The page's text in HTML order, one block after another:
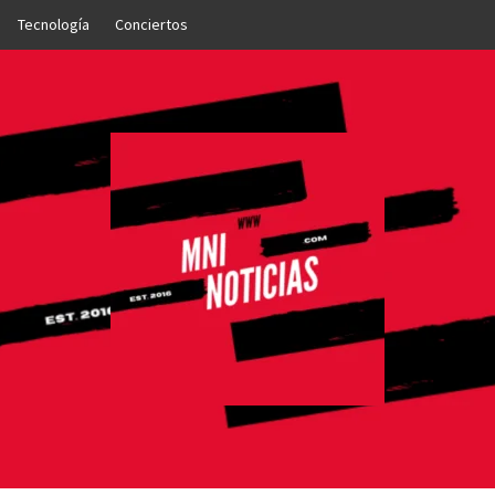
Tecnología Conciertos